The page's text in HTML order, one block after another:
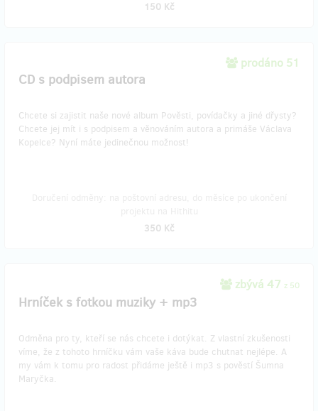
150 Kč
prodáno 51
CD s podpisem autora
Chcete si zajistit naše nové album Pověsti, povídačky a jiné dřysty?
Chcete jej mít i s podpisem a věnováním autora a primáše Václava
Kopelce? Nyní máte jedinečnou možnost!
350 Kč
zbývá 47 z 50
Hrníček s fotkou muziky + mp3
Odměna pro ty, kteří se nás chcete i dotýkat. Z vlastní zkušenosti
víme, že z tohoto hrníčku vám vaše káva bude chutnat nejlépe. A
my vám k tomu pro radost přidáme ještě i mp3 s pověstí Šumna
Maryčka.